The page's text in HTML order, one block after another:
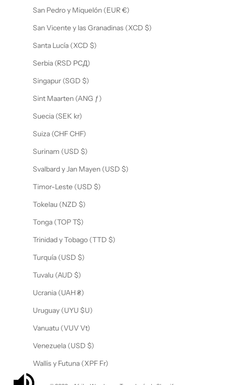
San Pedro y Miquelón (EUR €)
San Vicente y las Granadinas (XCD $)
Santa Lucía (XCD $)
Serbia (RSD РСД)
Singapur (SGD $)
Sint Maarten (ANG ƒ)
Suecia (SEK kr)
Suiza (CHF CHF)
Surinam (USD $)
Svalbard y Jan Mayen (USD $)
Timor-Leste (USD $)
Tokelau (NZD $)
Tonga (TOP T$)
Trinidad y Tobago (TTD $)
Turquía (USD $)
Tuvalu (AUD $)
Ucrania (UAH ₴)
Uruguay (UYU $U)
Vanuatu (VUV Vt)
Venezuela (USD $)
Wallis y Futuna (XPF Fr)